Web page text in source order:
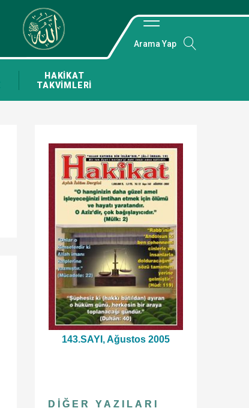
HAKİKAT
TAKVİMLERİ
Arama Yap
143.SAYI, Ağustos 2005
DIĞER YAZILARI